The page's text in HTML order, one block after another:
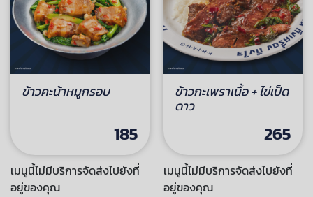
ข้าวคะน้าหมูกรอบ
185
เมนูนี้ไม่มีบริการจัดส่งไปยังที่
อยู่ของคุณ
ข้าวกะเพราเนื้อ + ไข่เป็ด
ดาว
265
เมนูนี้ไม่มีบริการจัดส่งไปยังที่
อยู่ของคุณ